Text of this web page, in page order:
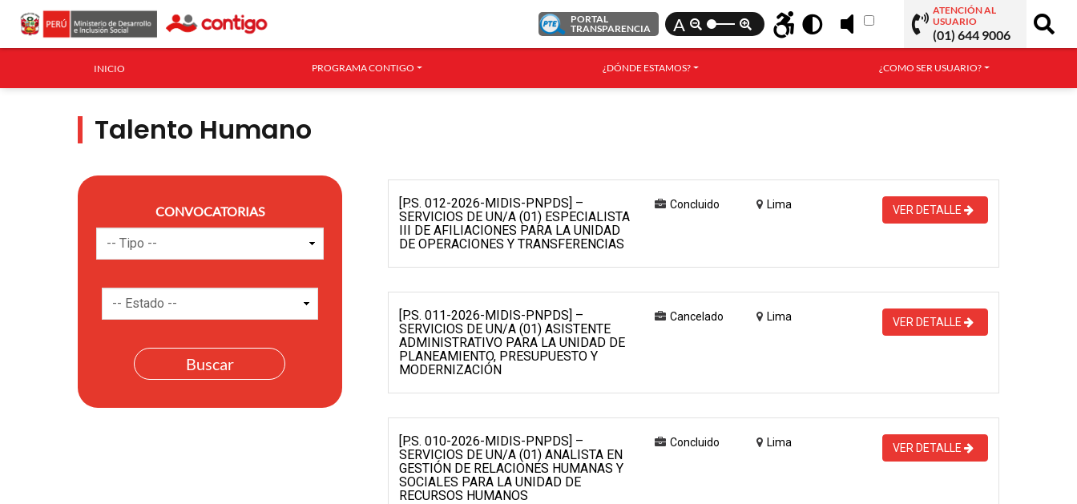
PORTAL
TRANSPARENCIA
A
ATENCIÓN AL
USUARIO
(01) 644 9006
INICIO PROGRAMA CONTIGO ¿DÓNDE ESTAMOS? ¿COMO SER USUARIO?
Talento Humano
CONVOCATORIAS
[P.S. 012-2026-MIDIS-PNPDS] –
SERVICIOS DE UN/A (01) ESPECIALISTA
III DE AFILIACIONES PARA LA UNIDAD
DE OPERACIONES Y TRANSFERENCIAS
Concluido Lima VER DETALLE
[P.S. 011-2026-MIDIS-PNPDS] –
SERVICIOS DE UN/A (01) ASISTENTE
ADMINISTRATIVO PARA LA UNIDAD DE
PLANEAMIENTO, PRESUPUESTO Y
MODERNIZACIÓN
Cancelado Lima VER DETALLE
[P.S. 010-2026-MIDIS-PNPDS] –
SERVICIOS DE UN/A (01) ANALISTA EN
GESTIÓN DE RELACIONES HUMANAS Y
SOCIALES PARA LA UNIDAD DE
RECURSOS HUMANOS
Concluido Lima VER DETALLE